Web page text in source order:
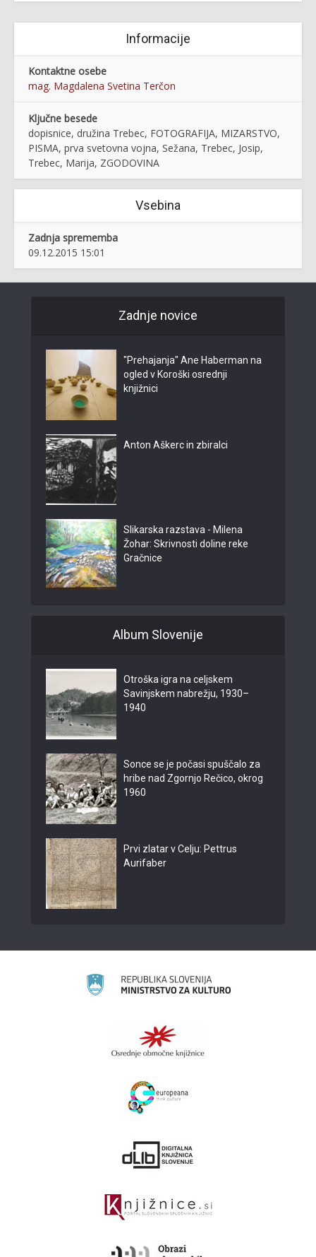
Informacije
Kontaktne osebe
mag. Magdalena Svetina Terčon
Ključne besede
dopisnice, družina Trebec, FOTOGRAFIJA, MIZARSTVO,
PISMA, prva svetovna vojna, Sežana, Trebec, Josip,
Trebec, Marija, ZGODOVINA
Vsebina
Zadnja sprememba
09.12.2015 15:01
Zadnje novice
"Prehajanja" Ane Haberman na
ogled v Koroški osrednji
knjižnici
Anton Aškerc in zbiralci
Slikarska razstava - Milena
Žohar: Skrivnosti doline reke
Gračnice
Album Slovenije
Otroška igra na celjskem
Savinjskem nabrežju, 1930–
1940
Sonce se je počasi spuščalo za
hribe nad Zgornjo Rečico, okrog
1960
Prvi zlatar v Celju: Pettrus
Aurifaber